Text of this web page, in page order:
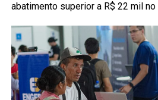
abatimento superior a R$ 22 mil